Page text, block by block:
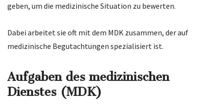
geben, um die medizinische Situation zu bewerten.
Dabei arbeitet sie oft mit dem MDK zusammen, der auf
medizinische Begutachtungen spezialisiert ist.
Aufgaben des medizinischen
Dienstes (MDK)